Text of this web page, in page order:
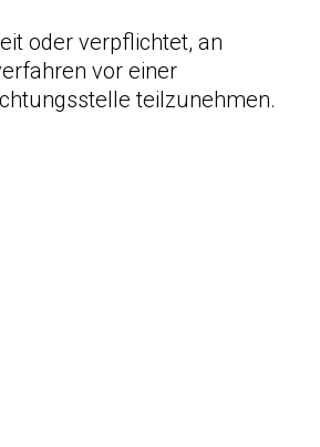
oder verpflichtet, an
vor einer
teilzunehmen.